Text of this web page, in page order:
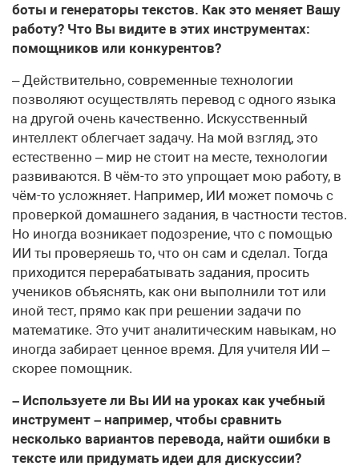
боты и генераторы текстов. Как это меняет Вашу
работу? Что Вы видите в этих инструментах:
помощников или конкурентов?
– Действительно, современные технологии
позволяют осуществлять перевод с одного языка
на другой очень качественно. Искусственный
интеллект облегчает задачу. На мой взгляд, это
естественно – мир не стоит на месте, технологии
развиваются. В чём-то это упрощает мою работу, в
чём-то усложняет. Например, ИИ может помочь с
проверкой домашнего задания, в частности тестов.
Но иногда возникает подозрение, что с помощью
ИИ ты проверяешь то, что он сам и сделал. Тогда
приходится перерабатывать задания, просить
учеников объяснять, как они выполнили тот или
иной тест, прямо как при решении задачи по
математике. Это учит аналитическим навыкам, но
иногда забирает ценное время. Для учителя ИИ –
скорее помощник.
– Используете ли Вы ИИ на уроках как учебный
инструмент – например, чтобы сравнить
несколько вариантов перевода, найти ошибки в
тексте или придумать идеи для дискуссии?